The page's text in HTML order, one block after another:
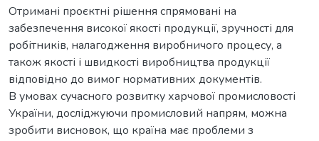
Отримані проєктні рішення спрямовані на
забезпечення високої якості продукції, зручності для
робітників, налагодження виробничого процесу, а
також якості і швидкості виробництва продукції
відповідно до вимог нормативних документів.
В умовах сучасного розвитку харчової промисловості
України, досліджуючи промисловий напрям, можна
зробити висновок, що країна має проблеми з